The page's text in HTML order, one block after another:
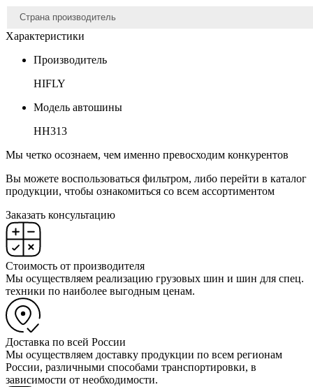
Страна производитель
Характеристики
Производитель
HIFLY
Модель автошины
HH313
Мы четко осознаем, чем именно превосходим конкурентов
Вы можете воспользоваться фильтром, либо перейти в каталог
продукции, чтобы ознакомиться со всем ассортиментом
Заказать консультацию
Стоимость от производителя
Мы осуществляем реализацию грузовых шин и шин для спец.
техники по наиболее выгодным ценам.
Доставка по всей России
Мы осуществляем доставку продукции по всем регионам
России, различными способами транспортировки, в
зависимости от необходимости.